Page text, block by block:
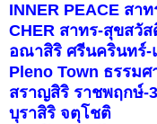
INNER PEACE สา
CHER สาทร-สุขสวัส
อณาสิริ ศรีนครินทร์-
Pleno Town ธรรมศ
สราญสิริ ราชพฤกษ์-
บุราสิริ จตุโชติ